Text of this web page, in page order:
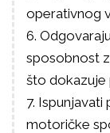
operativnog
6.
sposobnost
što
7.
motoričke